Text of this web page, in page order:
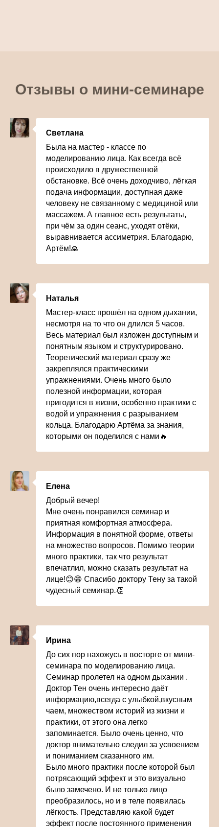
Отзывы о мини-семинаре
Светлана
Была на мастер - классе по
моделированию лица. Как всегда всё
происходило в дружественной
обстановке. Всё очень доходчиво, лёгкая
подача информации, доступная даже
человеку не связанному с медициной или
массажем. А главное есть результаты,
при чём за один сеанс, уходят отёки,
выравнивается ассиметрия. Благодарю,
Артём!🙏
Наталья
Мастер-класс прошёл на одном дыхании,
несмотря на то что он длился 5 часов.
Весь материал был изложен доступным и
понятным языком и структурировано.
Теоретический материал сразу же
закреплялся практическими
упражнениями. Очень много было
полезной информации, которая
пригодится в жизни, особенно практики с
водой и упражнения с разрыванием
кольца. Благодарю Артёма за знания,
которыми он поделился с нами🔥
Елена
Добрый вечер!
Мне очень понравился семинар и
приятная комфортная атмосфера.
Информация в понятной форме, ответы
на множество вопросов. Помимо теории
много практики, так что результат
впечатлил, можно сказать результат на
лице!😊😁 Спасибо доктору Тену за такой
чудесный семинар.👏
Ирина
До сих пор нахожусь в восторге от мини-
семинара по моделированию лица.
Семинар пролетел на одном дыхании .
Доктор Тен очень интересно даёт
информацию,всегда с улыбкой,вкусным
чаем, множеством историй из жизни и
практики, от этого она легко
запоминается. Было очень ценно, что
доктор внимательно следил за усвоением
и пониманием сказанного им.
Было много практики после которой был
потрясающий эффект и это визуально
было замечено. И не только лицо
преобразилось, но и в теле появилась
лёгкость. Представляю какой будет
эффект после постоянного применения